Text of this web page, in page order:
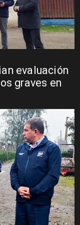
evaluación
graves en